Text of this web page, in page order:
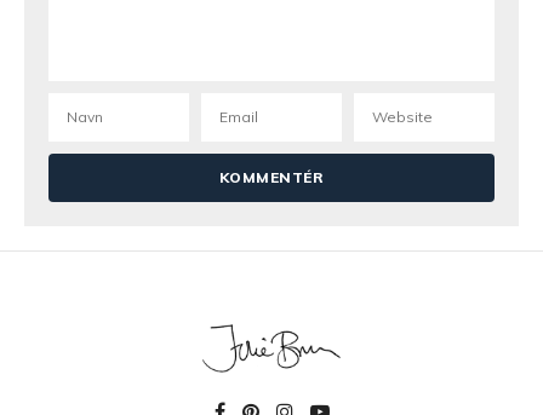
Ej hvor godt 😀 Tak for tippet og din søde
Hold nu k… Den sparker r..
Fulgte ikke opskrten til punkt og prikke, men den er
så lækker. Tak for en super lækker opskrift💛